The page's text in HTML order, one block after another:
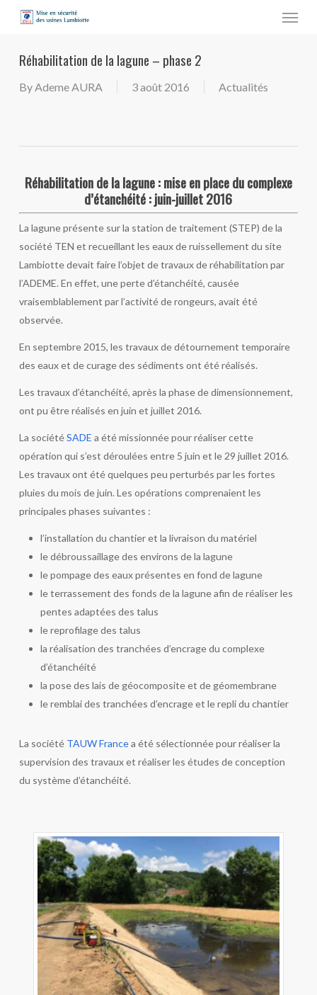
content
Menu
Réhabilitation de la lagune – phase 2
ByAdeme AURA 3 août 2016 Actualités
Réhabilitation de la lagune : mise en place du complexe
d’étanchéité : juin-juillet 2016
La lagune présente sur la station de traitement (STEP) de la
société TEN et recueillant les eaux de ruissellement du site
Lambiotte devait faire l’objet de travaux de réhabilitation par
l’ADEME. En effet, une perte d’étanchéité, causée
vraisemblablement par l’activité de rongeurs, avait été
observée.
En septembre 2015, les travaux de détournement temporaire
des eaux et de curage des sédiments ont été réalisés.
Les travaux d’étanchéité, après la phase de dimensionnement,
ont pu être réalisés en juin et juillet 2016.
La sociétéSADE a été missionnée pour réaliser cette
opération qui s’est déroulées entre 5 juin et le 29 juillet 2016.
Les travaux ont été quelques peu perturbés par les fortes
pluies du mois de juin. Les opérations comprenaient les
principales phases suivantes :
l’installation du chantier et la livraison du matériel
le débroussaillage des environs de la lagune
le pompage des eaux présentes en fond de lagune
le terrassement des fonds de la lagune afin de réaliser les
pentes adaptées des talus
le reprofilage des talus
la réalisation des tranchées d’encrage du complexe
d’étanchéité
la pose des lais de géocomposite et de géomembrane
le remblai des tranchées d’encrage et le repli du chantier
La société TAUW Francea été sélectionnée pour réaliser la
supervision des travaux et réaliser les études de conception
du système d’étanchéité.